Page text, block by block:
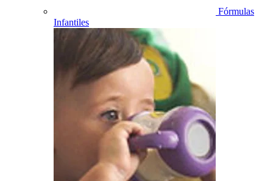
Fórmulas
Infantiles